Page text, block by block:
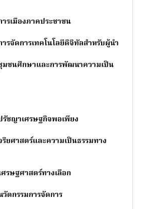
ารเมืองภาคประชาชน
ารจัดการเทคโนโลยีดิจิทัลสำหรับผู้นำ
มชนศึกษาและการพัฒนาความเป็น
รัชญาเศรษฐกิจพอเพียง
ริยศาสตร์และความเป็นธรรมทาง
ศรษฐศาสตร์ทางเลือก
วัตกรรมการจัดการ